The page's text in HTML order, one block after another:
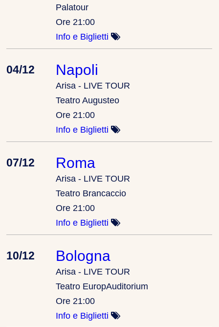
Palatour
Ore 21:00
Info e Biglietti
04/12 Napoli
Arisa - LIVE TOUR
Teatro Augusteo
Ore 21:00
Info e Biglietti
07/12 Roma
Arisa - LIVE TOUR
Teatro Brancaccio
Ore 21:00
Info e Biglietti
10/12 Bologna
Arisa - LIVE TOUR
Teatro EuropAuditorium
Ore 21:00
Info e Biglietti